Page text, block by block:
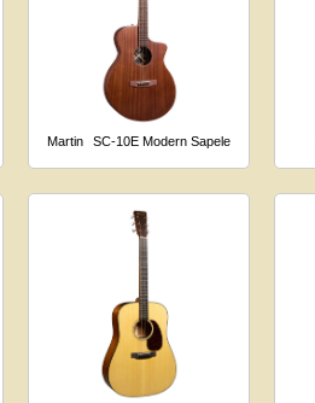
Martin SC-10E Modern Sapele